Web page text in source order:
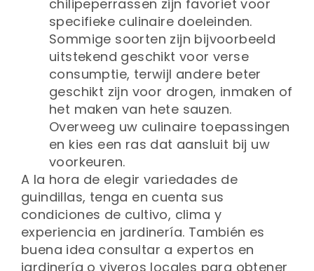
chilipeperrassen zijn favoriet voor
specifieke culinaire doeleinden.
Sommige soorten zijn bijvoorbeeld
uitstekend geschikt voor verse
consumptie, terwijl andere beter
geschikt zijn voor drogen, inmaken of
het maken van hete sauzen.
Overweeg uw culinaire toepassingen
en kies een ras dat aansluit bij uw
voorkeuren.
A la hora de elegir variedades de
guindillas, tenga en cuenta sus
condiciones de cultivo, clima y
experiencia en jardinería. También es
buena idea consultar a expertos en
jardinería o viveros locales para obtener